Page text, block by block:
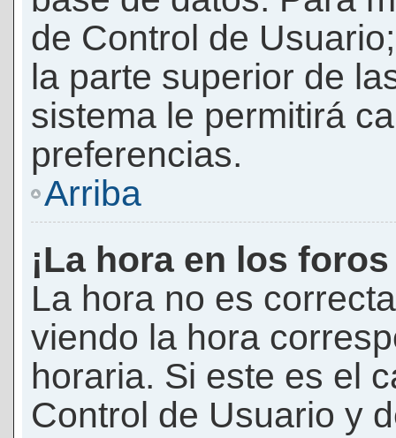
de Control de
la parte superior de
sistema le permitirá
preferencias.
Arriba
¡La hora en los
La hora no es
viendo la hora
horaria. Si este es el
Control de Usuario y